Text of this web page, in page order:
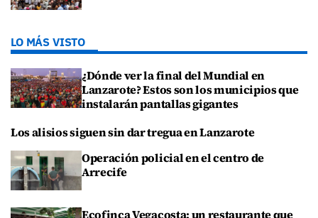
LO MÁS VISTO
¿Dónde ver la final del Mundial en
Lanzarote? Estos son los municipios que
instalarán pantallas gigantes
Los alisios siguen sin dar tregua en Lanzarote
Operación policial en el centro de
Arrecife
Ecofinca Vegacosta: un restaurante que